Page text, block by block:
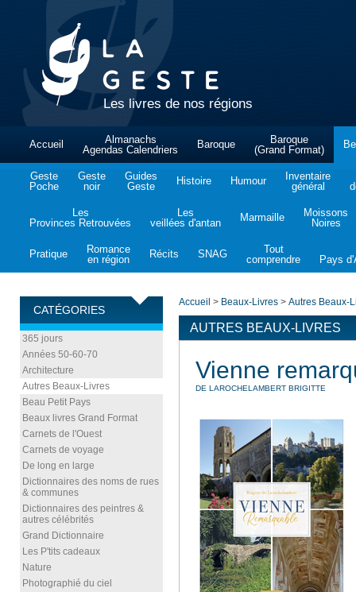
Les livres de nos régions
Accueil
Almanachs
Agendas Calendriers
Baroque
Baroque
(Grand Format)
Geste
Poche
Geste
noir
Guides
Geste
Histoire Humour
Inventaire
général
Les
Provinces Retrouvées
Les
veillées d'antan
Marmaille
Moissons
Noires
Pratique
Romance
en région
Récits SNAG
Tout
comprendre
Pays
CATÉGORIES
365 jours
Années 50-60-70
Architecture
Autres Beaux-Livres
Beau Petit Pays
Beaux livres Grand Format
Carnets de l'Ouest
Carnets de voyage
De long en large
Dictionnaires des noms de rues
& communes
Dictionnaires des peintres &
autres célébrités
Grand Dictionnaire
Les P'tits cadeaux
Nature
Photographié du ciel
Accueil > Beaux-Livres > Autres Beaux-
AUTRES BEAUX-LIVRES
Vienne
DE LAROCHELAMBERT BRIGITTE